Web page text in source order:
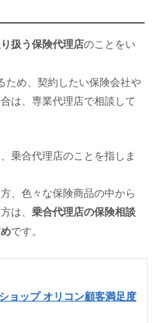
扱う保険代理店のことをい
ため、契約したい保険会社や
は、専業代理店で相談して
乗合代理店のことを指しま
、色々な保険商品の中から
は、 乗合代理店の保険相談
です。
ョップ オリコン顧客満足度